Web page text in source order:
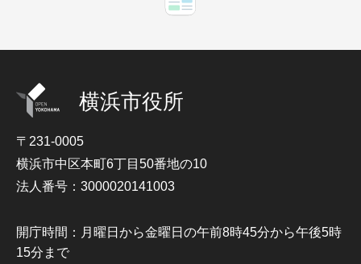
横浜市役所
〒231-0005
横浜市中区本町6丁目50番地の10
法人番号：3000020141003
開庁時間：月曜日から金曜日の午前8時45分から午後5時
15分まで